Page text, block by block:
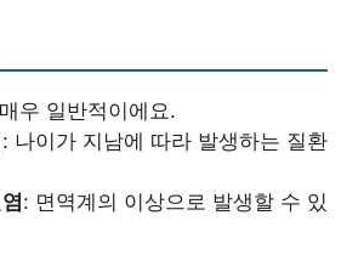
우 일반적이에요.
: 나이가 지남에 따라 발생하는 질환
: 면역계의 이상으로 발생할 수 있